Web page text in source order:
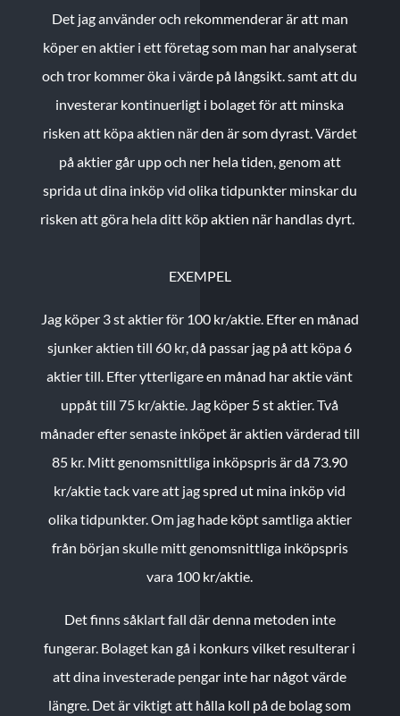
Det jag använder och rekommenderar är att man
köper en aktier i ett företag som man har analyserat
och tror kommer öka i värde på långsikt. samt att du
investerar kontinuerligt i bolaget för att minska
risken att köpa aktien när den är som dyrast. Värdet
på aktier går upp och ner hela tiden, genom att
sprida ut dina inköp vid olika tidpunkter minskar du
risken att göra hela ditt köp aktien när handlas dyrt.
EXEMPEL
Jag köper 3 st aktier för 100 kr/aktie. Efter en månad
sjunker aktien till 60 kr, då passar jag på att köpa 6
aktier till. Efter ytterligare en månad har aktie vänt
uppåt till 75 kr/aktie. Jag köper 5 st aktier.Två
månader efter senaste inköpet är aktien värderad till
85 kr. Mitt genomsnittliga inköpspris är då 73.90
kr/aktie tack vare att jag spred ut mina inköp vid
olika tidpunkter. Om jag hade köpt samtliga aktier
från början skulle mitt genomsnittliga inköpspris
vara 100 kr/aktie.
Det finns såklart fall där denna metoden inte
fungerar. Bolaget kan gå i konkurs vilket resulterar i
att dina investerade pengar inte har något värde
längre. Det är viktigt att hålla koll på de bolag som